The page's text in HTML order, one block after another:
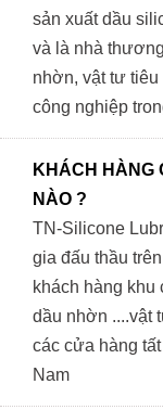
sản xuất dầu
và là nhà
nhờn, vật tư tiêu
công nghiệp
KHÁCH HÀNG
NÀO ?
TN-Silicone
gia đấu thầu
khách hàng khu
dầu nhờn ....vật
các cửa hàng
Nam